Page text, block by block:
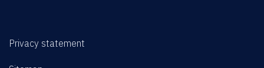
Privacy statement